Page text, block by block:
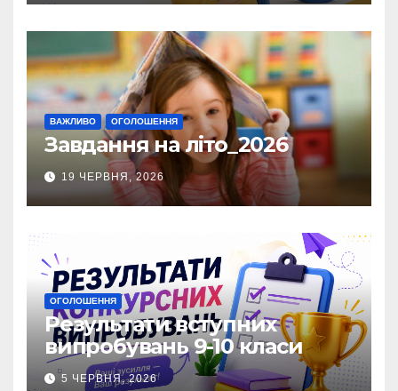
ВАЖЛИВО ОГОЛОШЕННЯ
Завдання на літо_2026
19 ЧЕРВНЯ, 2026
ОГОЛОШЕННЯ
Результати вступних
випробувань 9-10 класи
5 ЧЕРВНЯ, 2026